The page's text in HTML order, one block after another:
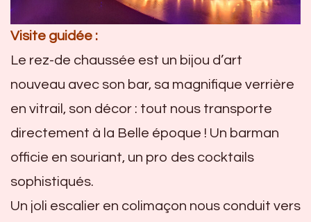
Visite guidée :
Le rez-de chaussée est un bijou d’art
nouveau avec son bar, sa magnifique verrière
en vitrail, son décor : tout nous transporte
directement à la Belle époque ! Un barman
officie en souriant, un pro des cocktails
sophistiqués.
Un joli escalier en colimaçon nous conduit vers